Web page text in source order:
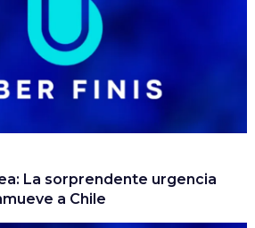
La sorprendente urgencia
a Chile